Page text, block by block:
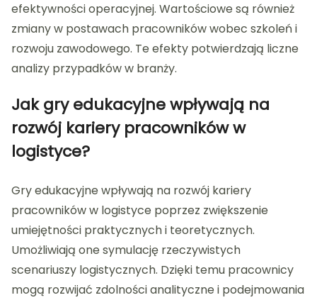
efektywności operacyjnej. Wartościowe są również
zmiany w postawach pracowników wobec szkoleń i
rozwoju zawodowego. Te efekty potwierdzają liczne
analizy przypadków w branży.
Jak gry edukacyjne wpływają na
rozwój kariery pracowników w
logistyce?
Gry edukacyjne wpływają na rozwój kariery
pracowników w logistyce poprzez zwiększenie
umiejętności praktycznych i teoretycznych.
Umożliwiają one symulację rzeczywistych
scenariuszy logistycznych. Dzięki temu pracownicy
mogą rozwijać zdolności analityczne i podejmowania